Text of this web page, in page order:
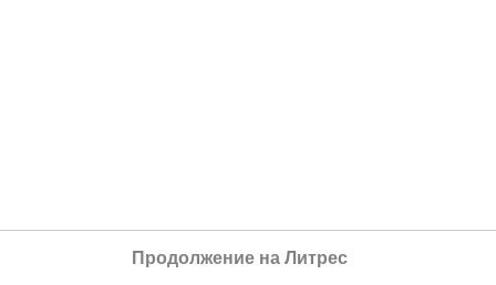
Продолжение на Литрес